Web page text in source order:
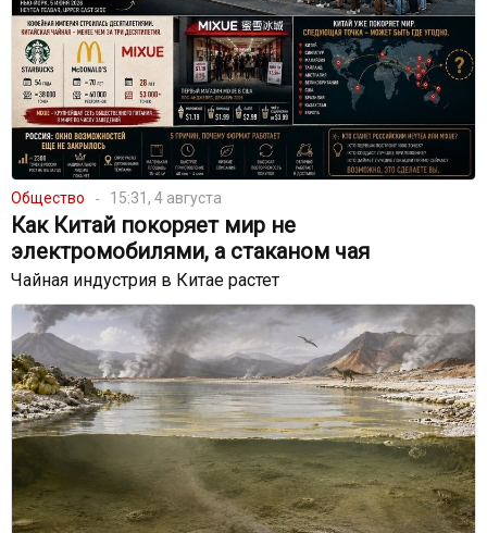
Общество 15:31, 4 августа
Как Китай покоряет мир не
электромобилями, а стаканом чая
Чайная индустрия в Китае растет